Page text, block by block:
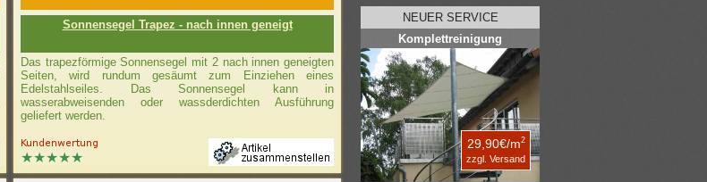
Sonnensegel Trapez - nach innen geneigt
Das trapezförmige Sonnensegel mit 2 nach innen geneigten
Seiten, wird rundum gesäumt zum Einziehen eines
Edelstahlseiles. Das Sonnensegel kann in
wasserabweisenden oder wassderdichten Ausführung
geliefert werden.
NEUER SERVICE
Komplettreinigung
29,90€/m2
zzgl. Versand